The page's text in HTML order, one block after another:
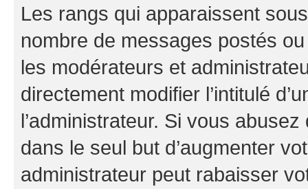
Les rangs qui apparaissent
nombre de messages postés
les modérateurs et
directement modifier l’intitulé
l’administrateur. Si vous
dans le seul but d’augmenter
administrateur peut rabaisser